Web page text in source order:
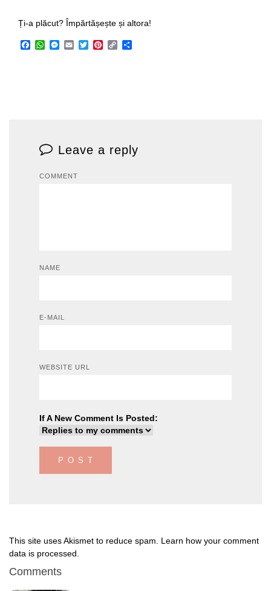
Ți-a plăcut? Împărtășește și altora!
Facebook
WhatsApp
Messenger
EmailTwitterPinterest
Copy
Leave a reply
COMMENT
NAME
E-MAIL
WEBSITE URL
If A New Comment Is Posted:
This site uses Akismet to reduce spam. Learn how your comment
data is processed
Comments